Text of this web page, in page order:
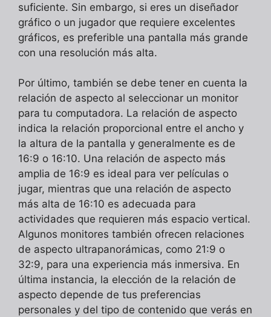
suficiente. Sin embargo, si eres un diseñador
gráfico o un jugador que requiere excelentes
gráficos, es preferible una pantalla más grande
con una resolución más alta.
Por último, también se debe tener en cuenta la
relación de aspecto al seleccionar un monitor
para tu computadora. La relación de aspecto
indica la relación proporcional entre el ancho y
la altura de la pantalla y generalmente es de
16:9 o 16:10. Una relación de aspecto más
amplia de 16:9 es ideal para ver películas o
jugar, mientras que una relación de aspecto
más alta de 16:10 es adecuada para
actividades que requieren más espacio vertical.
Algunos monitores también ofrecen relaciones
de aspecto ultrapanorámicas, como 21:9 o
32:9, para una experiencia más inmersiva. En
última instancia, la elección de la relación de
aspecto depende de tus preferencias
personales y del tipo de contenido que verás en